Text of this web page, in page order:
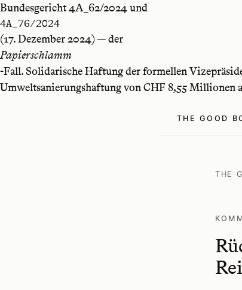
Bundesgericht 4A_62/2024 und
4A_76/2024
(17. Dezember 2024) — der
Papierschlamm
-Fall. Solidarische Haftung der formellen
Umweltsanierungshaftung von CHF 8,55 Millionen
THE GOOD
THE